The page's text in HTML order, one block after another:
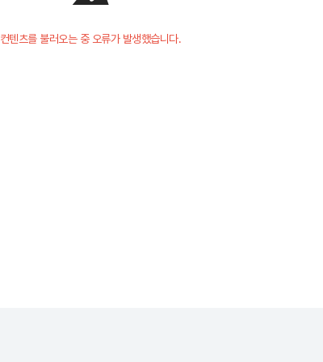
컨텐츠를 불러오는 중 오류가 발생했습니다.